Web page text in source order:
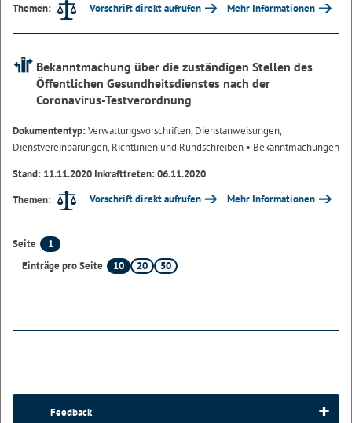
Themen:
Vorschrift direkt aufrufen Mehr Informationen
Bekanntmachung über die zuständigen Stellen des
Öffentlichen Gesundheitsdienstes nach der
Coronavirus-Testverordnung
Dokumententyp:Verwaltungsvorschriften, Dienstanweisungen,
Dienstvereinbarungen, Richtlinien und Rundschreiben • Bekanntmachungen
Stand: 11.11.2020 Inkrafttreten: 06.11.2020
Themen:
Vorschrift direkt aufrufen Mehr Informationen
Seite
1
Einträge pro Seite
10 20 50
Feedback